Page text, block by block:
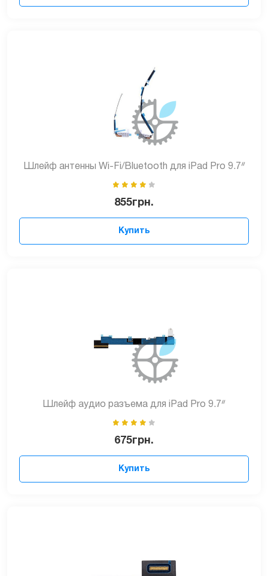
Шлейф антенны Wi-Fi/Bluetooth для iPad Pro 9.7ᐥ
855грн.
Купить
Шлейф аудио разъема для iPad Pro 9.7ᐥ
675грн.
Купить